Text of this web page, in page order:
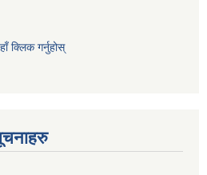
क्लिक गर्नुहोस्